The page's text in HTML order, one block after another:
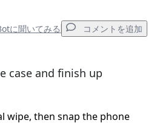
に聞いてみる コメントを追加
メントを追加
case and finish up
wipe, then snap the phone